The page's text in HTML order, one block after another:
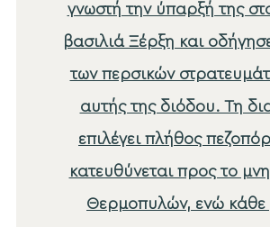
γνωστή την ύπαρξή της
βασιλιά Ξέρξη και
των περσικών
αυτής της διόδου. Τη
επιλέγει πλήθος
κατευθύνεται προς το
Θερμοπυλών, ενώ κάθε